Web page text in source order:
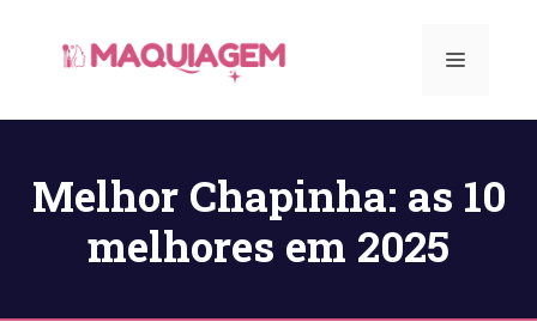
Menu
Melhor Chapinha: as 10
melhores em 2025